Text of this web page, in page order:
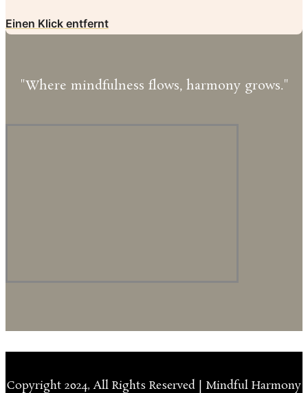
Einen Klick entfernt
"Where mindfulness flows, harmony grows."
Copyright 2024, All Rights Reserved | Mindful Harmony